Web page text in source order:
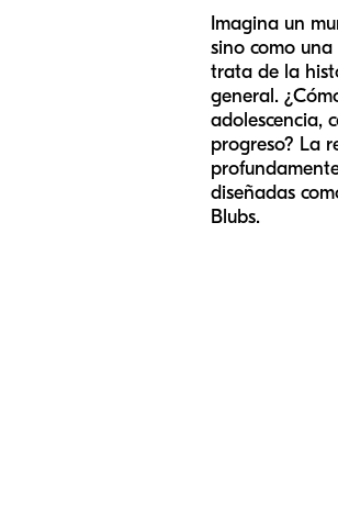
Imagina un
sino como
trata de la
general.
adolescencia,
progreso? La
diseñadas
Blubs.